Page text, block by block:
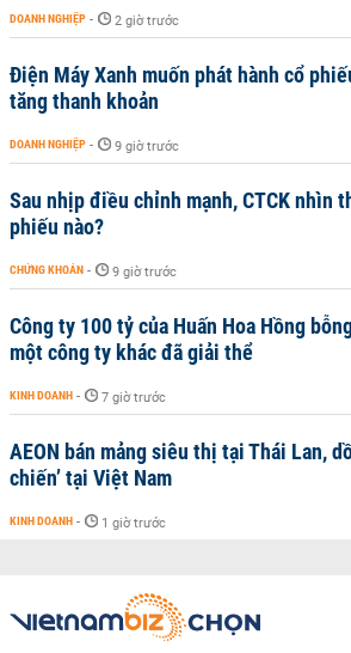
DOANH NGHIỆP - 2 giờ trước
Điện Máy Xanh muốn phát hành cổ
tăng thanh khoản
DOANH NGHIỆP - 9 giờ trước
Sau nhịp điều chỉnh mạnh, CTCK nhìn
phiếu nào?
CHỨNG KHOÁN - 9 giờ trước
Công ty 100 tỷ của Huấn Hoa Hồng
một công ty khác đã giải thể
KINH DOANH - 7 giờ trước
AEON bán mảng siêu thị tại Thái Lan,
chiến’ tại Việt Nam
KINH DOANH - 1 giờ trước